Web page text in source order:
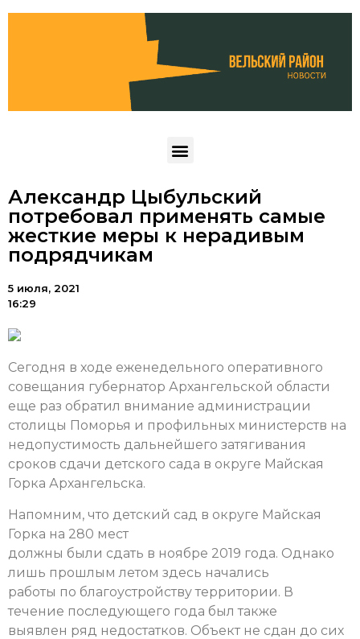
Александр Цыбульский
потребовал применять самые
жесткие меры к нерадивым
подрядчикам
5 июля, 2021
16:29
Сегодня в ходе еженедельного оперативного
совещания губернатор Архангельской области
еще раз обратил внимание администрации
столицы Поморья и профильных министерств на
недопустимость дальнейшего затягивания
сроков сдачи детского сада в округе Майская
Горка Архангельска.
Напомним, что детский сад в округе Майская
Горка на 280 мест
должны были сдать в ноябре 2019 года. Однако
лишь прошлым летом здесь начались
работы по благоустройству территории. В
течение последующего года был также
выявлен ряд недостатков. Объект не сдан до сих